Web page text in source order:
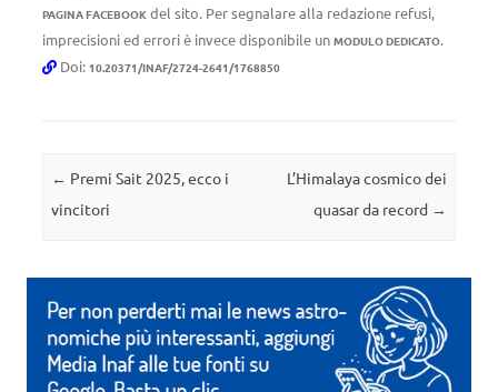
PAGINA FACEBOOK del sito. Per segnalare alla redazione refusi,
imprecisioni ed errori è invece disponibile un MODULO DEDICATO.
Doi: 10.20371/INAF/2724-2641/1768850
Navigazione articolo
← Premi Sait 2025, ecco i
vincitori
L’Himalaya cosmico dei
quasar da record →